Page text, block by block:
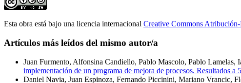
Esta obra está bajo una licencia internacional Creative Commons
Artículos más leídos del mismo autor/a
Juan Furmento, Alfonsina Candiello, Pablo Mascolo, Pablo
implementación de un programa de mejora de procesos. Resultados a
Daniel Navia, Juan Espinoza, Fernando Piccinini, Mariano Vrancic,